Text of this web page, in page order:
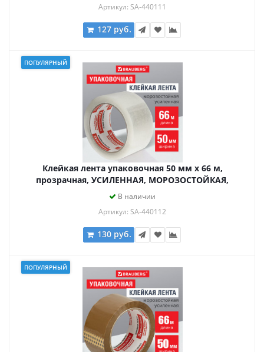
Артикул: SA-440111
127 руб.
ПОПУЛЯРНЫЙ
Клейкая лента упаковочная 50 мм х 66 м,
прозрачная, УСИЛЕННАЯ, МОРОЗОСТОЙКАЯ,
толщина 50 микрон, BRAUBERG, 440112
В наличии
Артикул: SA-440112
130 руб.
ПОПУЛЯРНЫЙ